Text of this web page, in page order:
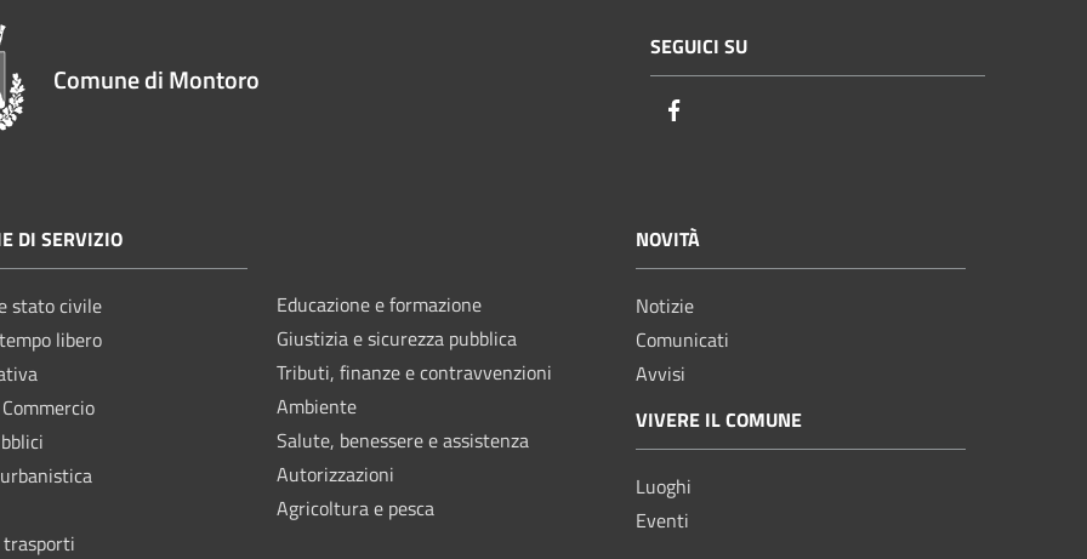
Comune di Montoro
SEGUICI SU
DI SERVIZIO
stato civile
libero
Educazione e formazione
Giustizia e sicurezza pubblica
Tributi, finanze e contravvenzioni
Ambiente
Salute, benessere e assistenza
Autorizzazioni
Agricoltura e pesca
NOVITÀ
Notizie
Comunicati
Avvisi
VIVERE IL COMUNE
Luoghi
Eventi